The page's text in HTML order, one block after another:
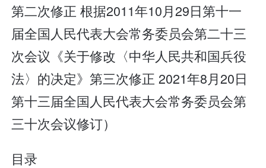
第二次修正 根据2011年10月29日第十一
届全国人民代表大会常务委员会第二十三
次会议《关于修改〈中华人民共和国兵役
法〉的决定》第三次修正 2021年8月20日
第十三届全国人民代表大会常务委员会第
三十次会议修订）
目录